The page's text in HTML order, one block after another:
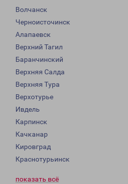
Волчанск
Черноисточинск
Алапаевск
Верхний Тагил
Баранчинский
Верхняя Салда
Верхняя Тура
Верхотурье
Ивдель
Карпинск
Качканар
Кировград
Краснотурьинск
показать всё